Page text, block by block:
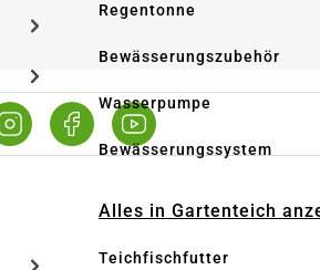
Regentonne
Bewässerungszubehör
Wasserpumpe
Bewässerungssystem
Alles in Gartenteich
Teichfischfutter